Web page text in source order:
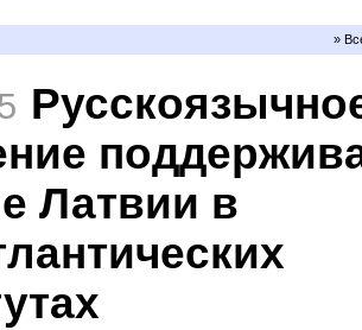
»
Латвии в